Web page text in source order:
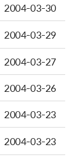
2004-03-30
2004-03-29
2004-03-27
2004-03-26
2004-03-23
2004-03-23